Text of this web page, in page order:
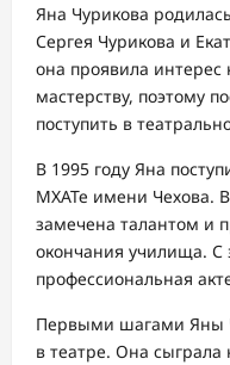
Яна Чурикова
Сергея Чурикова и
она проявила интерес
мастерству, поэтому
поступить в
В 1995 году Яна
МХАТе имени Чехова.
замечена талантом и
окончания училища. С
профессиональная
Первыми шагами Яны
в театре. Она сыграла